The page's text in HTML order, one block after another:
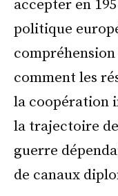
accepter en
politique
comment les
la coopération
la trajectoire
guerre
de canaux